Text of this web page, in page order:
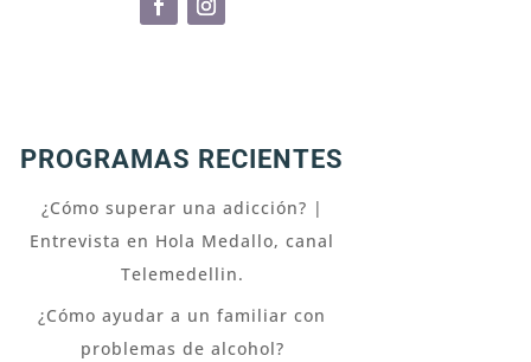
PROGRAMAS RECIENTES
¿Cómo superar una adicción? |
Entrevista en Hola Medallo, canal
Telemedellin.
¿Cómo ayudar a un familiar con
problemas de alcohol?